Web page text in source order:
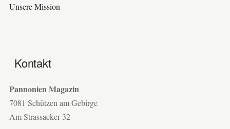
Unsere Mission
Kontakt
Pannonien Magazin
7081 Schützen am Gebirge
Am Strassacker 32